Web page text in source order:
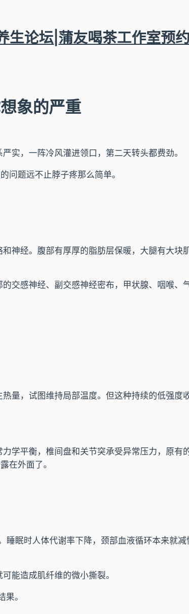
生论坛|蒲友喝茶工作室预约
象的严重
实，一阵冷风灌进领口，第二天转头都费劲。
问题远不止脖子疼那么简单。
神经。腹部有厚厚的脂肪层保暖，大腿有大块
交感神经、副交感神经密布，甲状腺、咽喉、
量，试图维持局部温度。但这种持续的低强度
学平衡，椎间盘和关节突承受异常压力，原有
在外面了。
睡眠时人体代谢率下降，颈部血液循环本来就
能造成肌纤维的微小撕裂。
。